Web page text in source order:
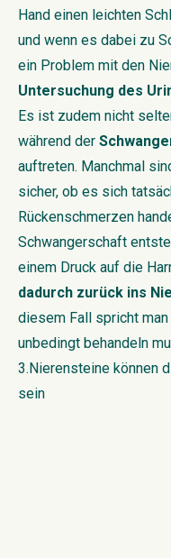
Hand einen leichten
und wenn es dabei zu
ein Problem mit den
Untersuchung des
Es ist zudem nicht
während der
auftreten. Manchmal
sicher, ob es sich
Rückenschmerzen
Schwangerschaft
einem Druck auf die
dadurch zurück ins
diesem Fall spricht
unbedingt behandeln
3.Nierensteine können
sein